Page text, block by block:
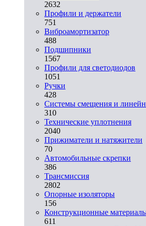
2632
Профили и держатели
751
Виброамортизатор
488
Подшипники
1567
Профили для светодиодов
1051
Ручки
428
Системы смещения и
310
Технические уплотнения
2040
Прижиматели и натяжители
70
Автомобильные скрепки
386
Трансмиссия
2802
Опорные изоляторы
156
Конструкционные
611